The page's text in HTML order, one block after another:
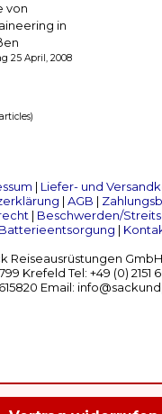
von
in
25 April, 2008
articles)
| Liefer- und
| AGB |
| Beschwerden/
Batterieentsorgung |
Reiseausrüstungen
Krefeld Tel: +49 (0) 2151
615820 Email: